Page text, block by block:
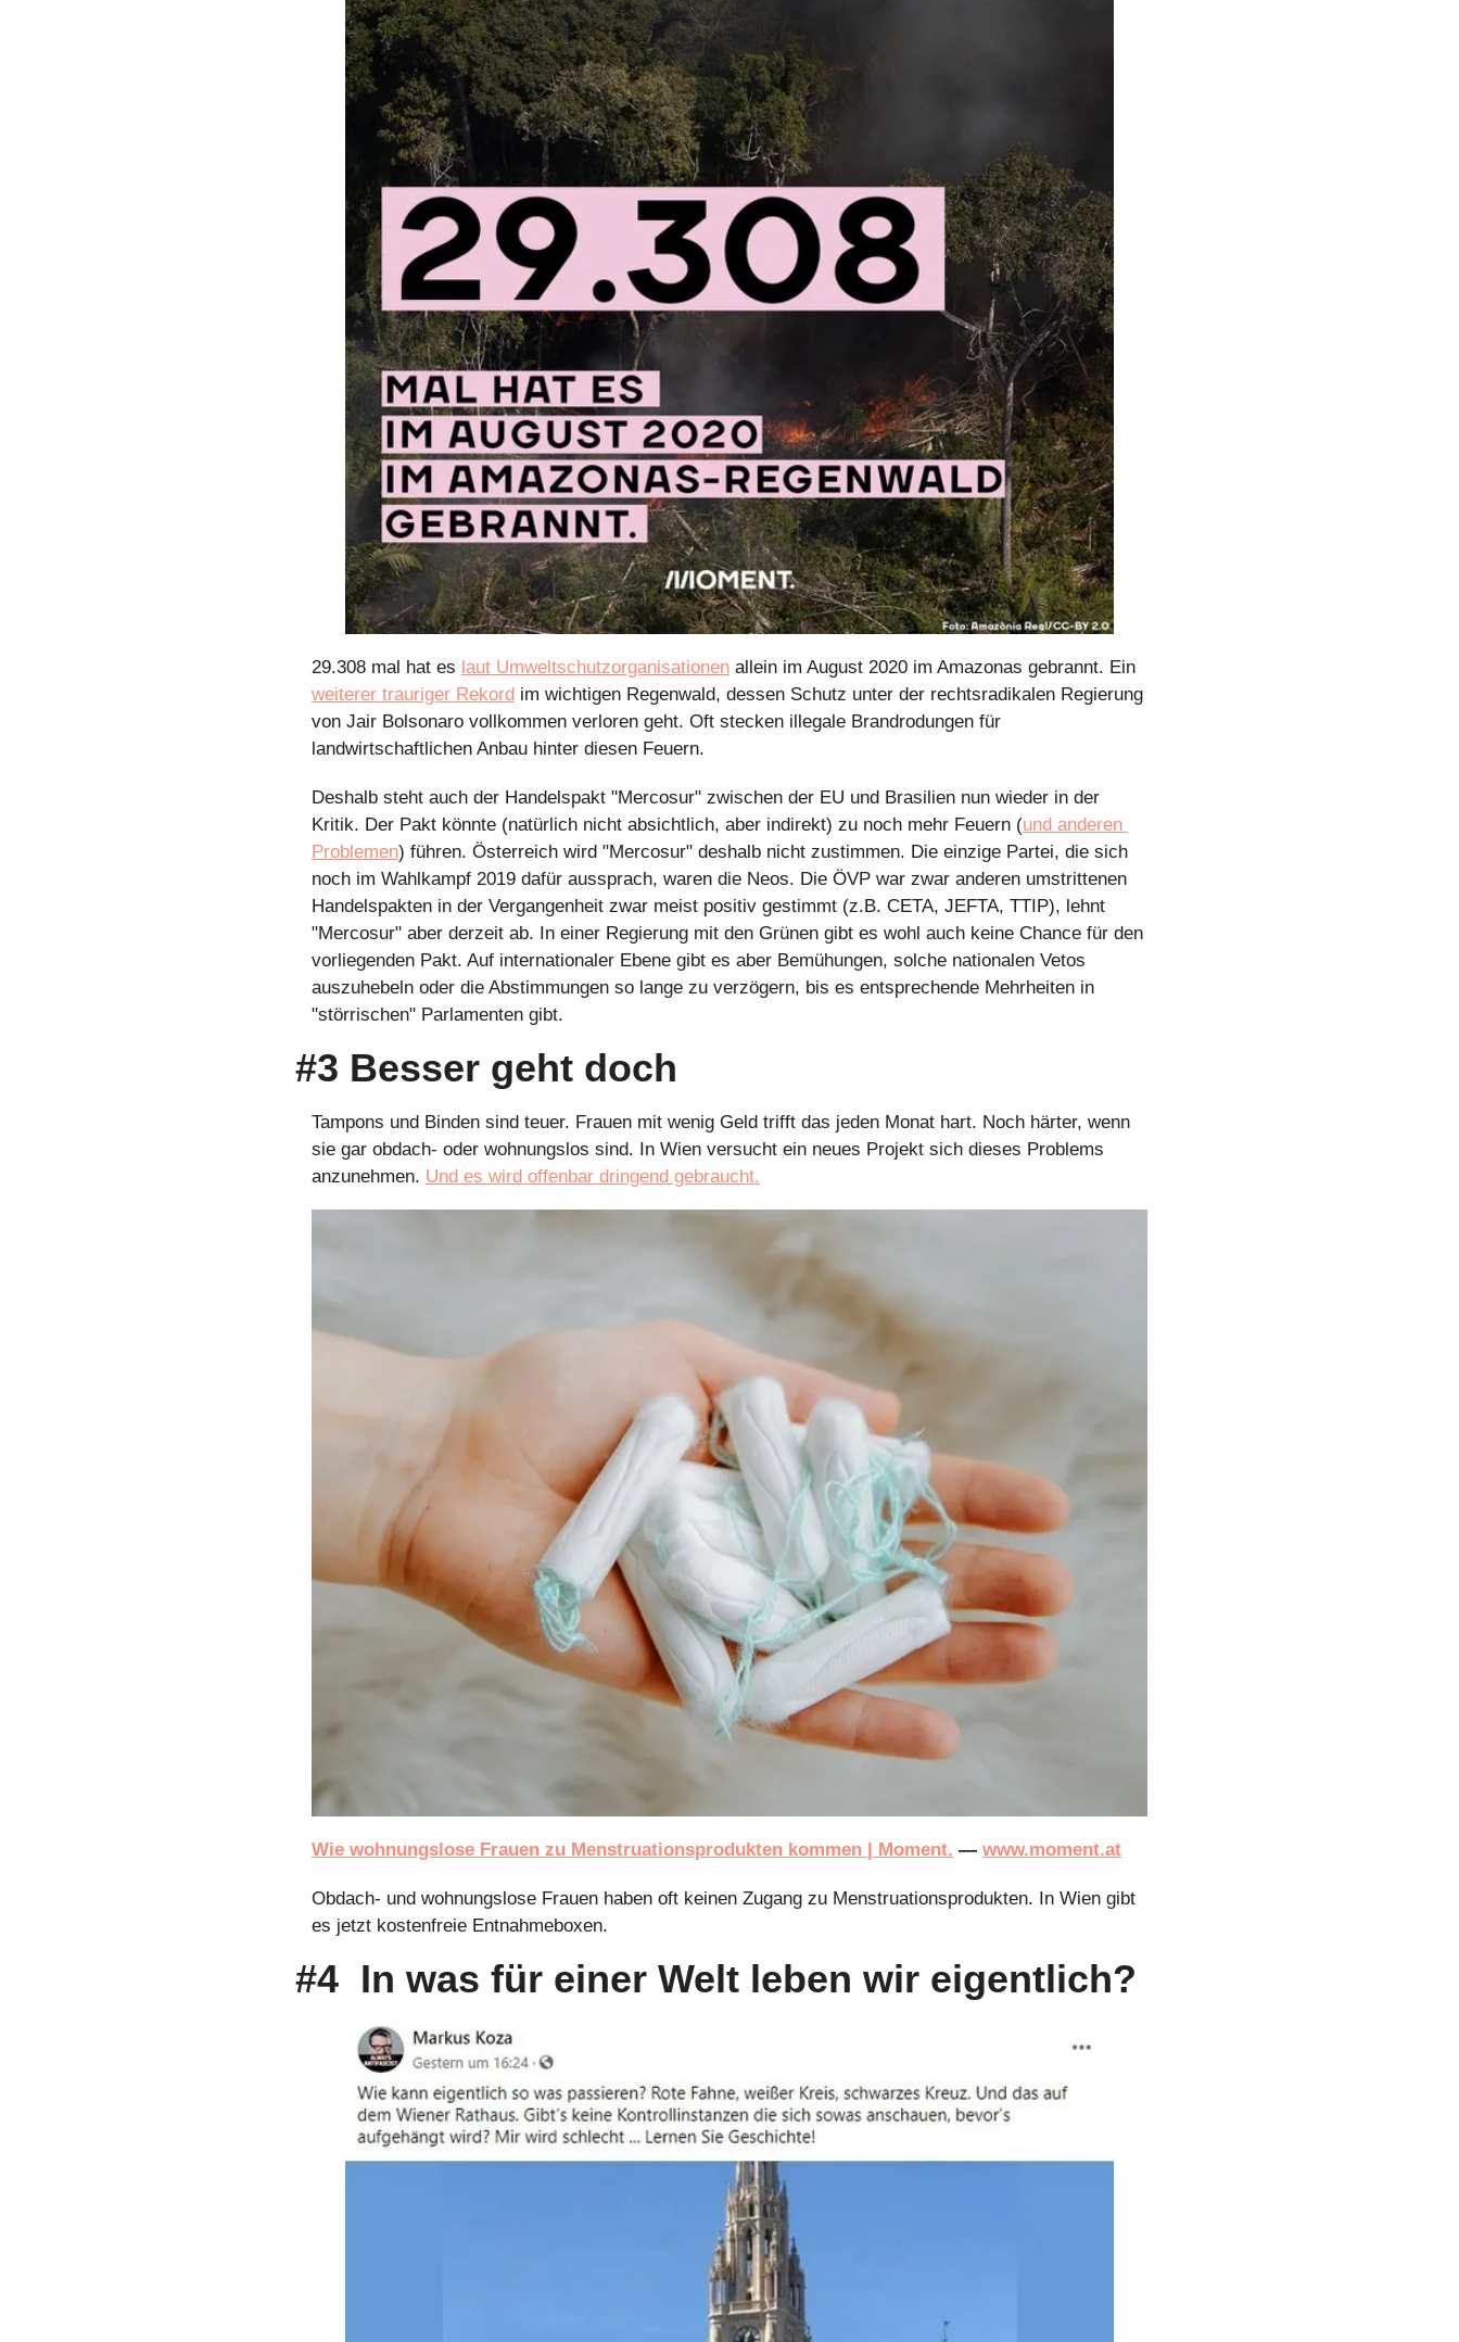
29.308 mal hat es laut Umweltschutzorganisationen
weiterer trauriger Rekord im wichtigen Regenwald, dessen Schutz unter der rechtsradikalen Regierung
von Jair Bolsonaro vollkommen verloren geht. Oft stecken illegale Brandrodungen für
landwirtschaftlichen Anbau hinter diesen Feuern.
Deshalb steht auch der Handelspakt "Mercosur" zwischen der EU und Brasilien nun wieder in der
Kritik. Der Pakt könnte (natürlich nicht absichtlich, aber indirekt) zu noch mehr Feuern (und anderen
Problemen) führen. Österreich wird "Mercosur" deshalb nicht zustimmen. Die einzige Partei, die sich
noch im Wahlkampf 2019 dafür aussprach, waren die Neos. Die ÖVP war zwar anderen umstrittenen
Handelspakten in der Vergangenheit zwar meist positiv gestimmt (z.B. CETA, JEFTA, TTIP), lehnt
"Mercosur" aber derzeit ab. In einer Regierung mit den Grünen gibt es wohl auch keine Chance für den
vorliegenden Pakt. Auf internationaler Ebene gibt es aber Bemühungen, solche nationalen Vetos
auszuhebeln oder die Abstimmungen so lange zu verzögern, bis es entsprechende Mehrheiten in
"störrischen" Parlamenten gibt.
#3 Besser geht doch
Tampons und Binden sind teuer. Frauen mit wenig Geld trifft das jeden Monat hart. Noch härter, wenn
sie gar obdach- oder wohnungslos sind. In Wien versucht ein neues Projekt sich dieses Problems
anzunehmen. Und es wird offenbar dringend gebraucht.
Wie wohnungslose Frauen zu Menstruationsprodukten kommen | Moment. — www.moment.at
Obdach- und wohnungslose Frauen haben oft keinen Zugang zu Menstruationsprodukten. In Wien gibt
es jetzt kostenfreie Entnahmeboxen.
#4  In was für einer Welt leben wir eigentlich?